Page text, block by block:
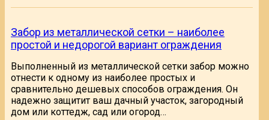
Забор из металлической сетки – наиболее
простой и недорогой вариант ограждения
Выполненный из металлической сетки забор можно
отнести к одному из наиболее простых и
сравнительно дешевых способов ограждения. Он
надежно защитит ваш дачный участок, загородный
дом или коттедж, сад или огород…